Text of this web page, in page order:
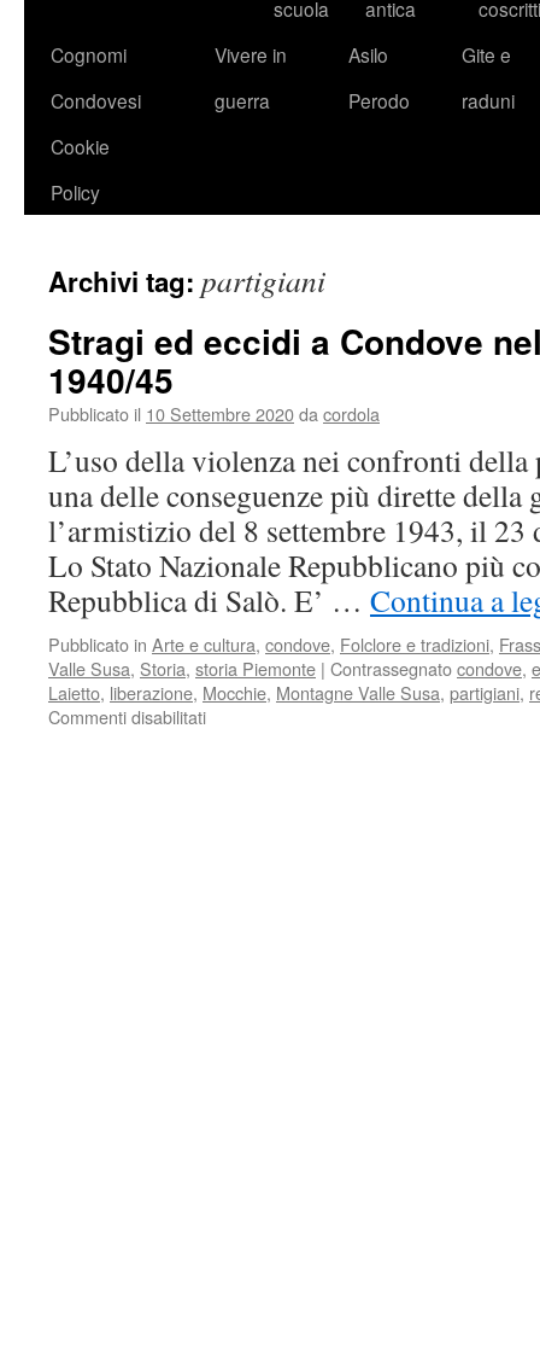
scuola
antica
coscritti
Cognomi
Condovesi
Vivere in
guerra
Asilo
Perodo
Gite e
raduni
Cookie
Policy
Archivi tag: partigiani
Stragi ed eccidi a Condove
1940/45
Pubblicato il 10 Settembre 2020da cordola
L’uso della violenza nei confronti
una delle conseguenze più dirette della
l’armistizio del 8 settembre 1943, il 23
Lo Stato Nazionale Repubblicano più
Repubblica di Salò. E’ … Continua a
Pubblicato in Arte e cultura, condove, Folclore e tradizioni,
Valle Susa, Storia, storia Piemonte | Contrassegnatocondove,
Laietto, liberazione, Mocchie, Montagne Valle Susa, partigiani,
Commenti disabilitatisu